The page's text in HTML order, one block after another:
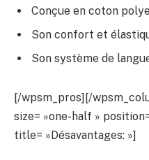
Conçue en coton
Son confort et
Son système de
[/wpsm_pros][/
size= »one-half »
title= »Désavantages: »]